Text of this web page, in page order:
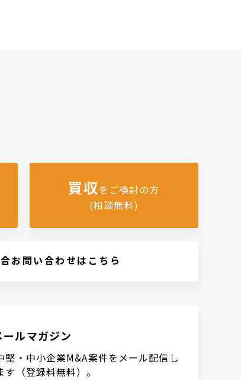
買収をご検討の方
(相談無料)
お問い合わせはこちら
ルマガジン
堅・中小企業M&A案件をメール配信し
す（登録料無料）。